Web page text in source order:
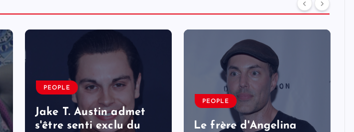
PEOPLE
Jake T. Austin admet
s'être senti exclu du
PEOPLE
Le frère d'Angelina